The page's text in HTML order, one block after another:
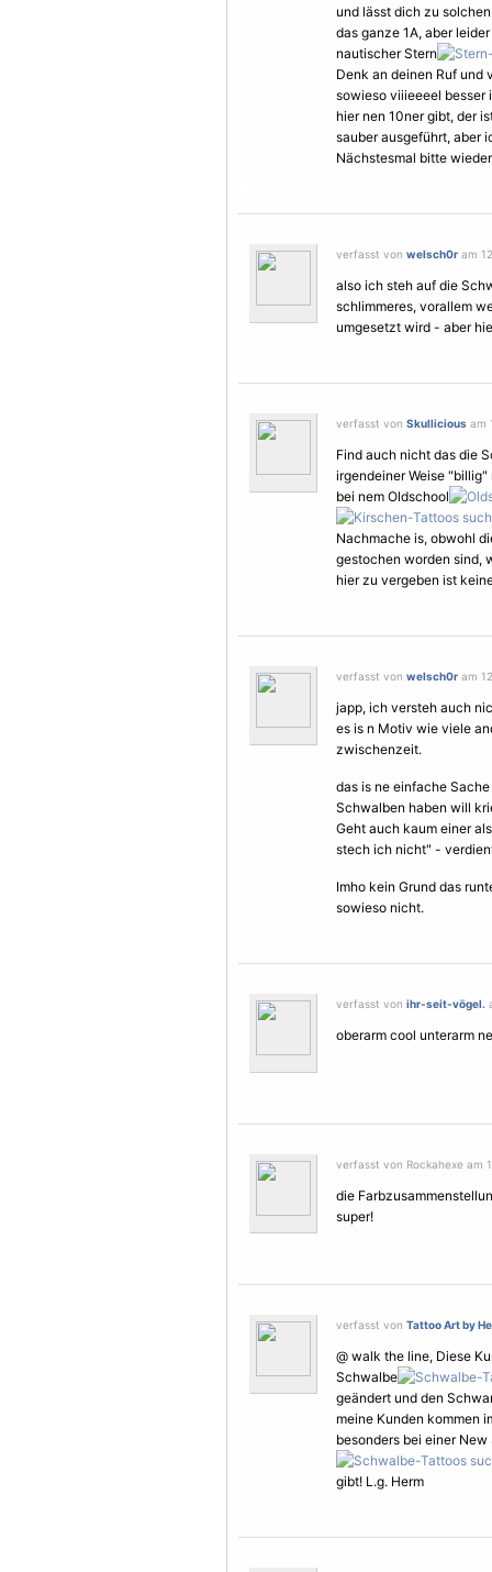
und lässt dich zu
das ganze 1A, aber
nautischer Stern
Denk an deinen Ruf und
sowieso viiieeeel besser
hier nen 10ner gibt, der
sauber ausgeführt, aber
Nächstesmal bitte
verfasst von welsch0r am
also ich steh auf die
schlimmeres, vorallem
umgesetzt wird - aber
verfasst von Skullicious am
Find auch nicht das die
irgendeiner Weise
bei nem Oldschool
Nachmache is, obwohl
gestochen worden sind,
hier zu vergeben ist
verfasst von welsch0r am
japp, ich versteh auch
es is n Motiv wie viele
zwischenzeit.
das is ne einfache
Schwalben haben will
Geht auch kaum einer
stech ich nicht" -
Imho kein Grund das
sowieso nicht.
verfasst von ihr-seit-vögel.
oberarm cool unterarm
verfasst von Rockahexe am
die
super!
verfasst von Tattoo Art by
@ walk the line, Diese
Schwalbe
geändert und den
meine Kunden kommen
besonders bei einer New
gibt! L.g. Herm